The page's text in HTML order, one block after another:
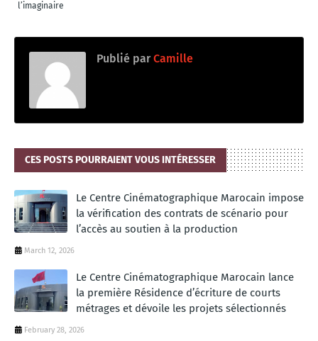
l’imaginaire
Publié par Camille
CES POSTS POURRAIENT VOUS INTÉRESSER
Le Centre Cinématographique Marocain impose
la vérification des contrats de scénario pour
l’accès au soutien à la production
March 12, 2026
Le Centre Cinématographique Marocain lance
la première Résidence d’écriture de courts
métrages et dévoile les projets sélectionnés
February 28, 2026